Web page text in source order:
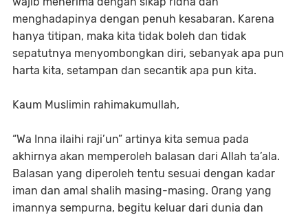
menghadapinya dengan penuh kesabaran. Karena
hanya titipan, maka kita tidak boleh dan tidak
sepatutnya menyombongkan diri, sebanyak apa pun
harta kita, setampan dan secantik apa pun kita.
Kaum Muslimin rahimakumullah,
“Wa Inna ilaihi raji’un” artinya kita semua pada
akhirnya akan memperoleh balasan dari Allah ta’ala.
Balasan yang diperoleh tentu sesuai dengan kadar
iman dan amal shalih masing-masing. Orang yang
imannya sempurna, begitu keluar dari dunia dan